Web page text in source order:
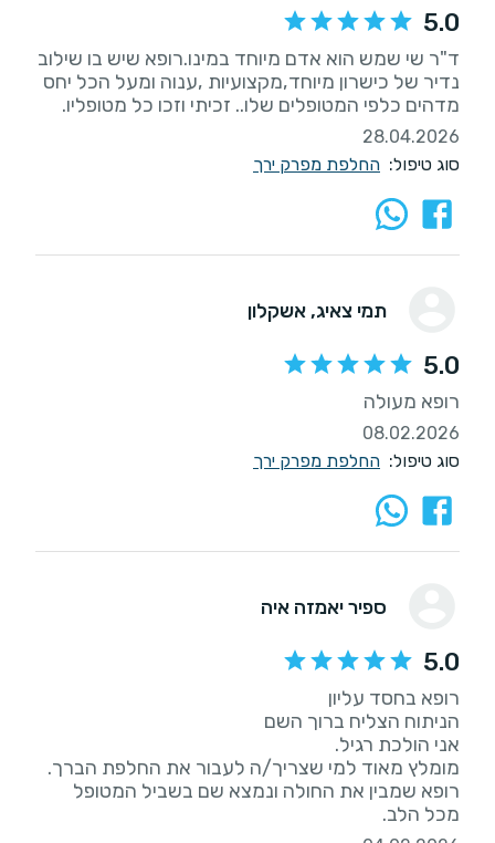
5.0
ד"ר שי שמש הוא אדם מיוחד במינו.רופא שיש בו שילוב
נדיר של כישרון מיוחד,מקצועיות ,ענוה ומעל הכל יחס
מדהים כלפי המטופלים שלו.. זכיתי וזכו כל מטופליו.
28.04.2026
סוג טיפול: החלפת מפרק ירך
תמי צאיג, אשקלון
5.0
רופא מעולה
08.02.2026
סוג טיפול: החלפת מפרק ירך
ספיר יאמזה איה
5.0
מומלץ מאוד למי שצריך/ה לעבור את החלפת הברך.
רופא שמבין את החולה ונמצא שם בשביל המטופל
מכל הלב.